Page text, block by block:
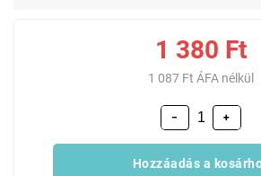
1 380 Ft
1 087 Ft ÁFA nélkül
+
−
Hozzáadás a